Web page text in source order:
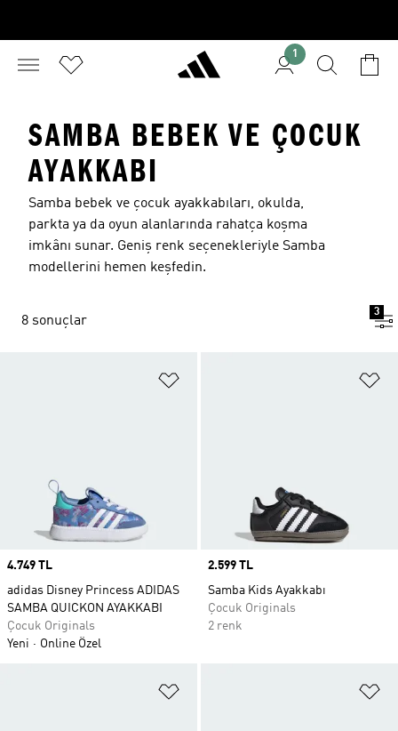
1
SAMBA BEBEK VE ÇOCUK
AYAKKABI
Samba bebek ve çocuk ayakkabıları, okulda,
parkta ya da oyun alanlarında rahatça koşma
imkânı sunar. Geniş renk seçenekleriyle Samba
modellerini hemen keşfedin.
8 sonuçlar
3
Price
4.749 TL
adidas Disney Princess ADIDAS
SAMBA QUICKON AYAKKABI
Çocuk Originals
Yeni
Online Özel
Price
2.599 TL
Samba Kids Ayakkabı
Çocuk Originals
2 renk